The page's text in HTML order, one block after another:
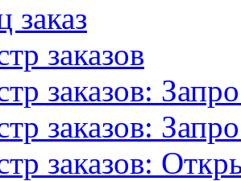
заказов
заказов:
заказов:
заказов: